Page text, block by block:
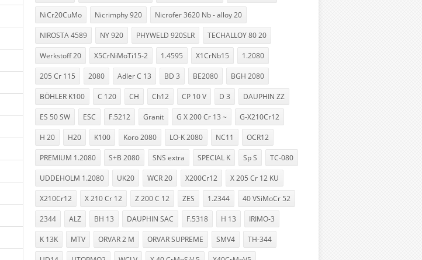
NiCr20CuMo Nicrimphy 920 Nicrofer 3620 Nb - alloy 20
NIROSTA 4589 NY 920 PHYWELD 920SLR TECHALLOY 80 20
Werkstoff 20 X5CrNiMoTi15-2 1.4595 X1CrNb15 1.2080
205 Cr 115 2080 Adler C 13 BD 3 BE2080 BGH 2080
BÖHLER K100 C 120 CH Ch12 CP 10 V D 3 DAUPHIN ZZ
ES 50 SW ESC F.5212 Granit G X 200 Cr 13 ~ G-X210Cr12
H 20 H20 K100 Koro 2080 LO-K 2080 NC11 OCR12
PREMIUM 1.2080 S+B 2080 SNS extra SPECIAL K Sp S TC-080
UDDEHOLM 1.2080 UK20 WCR 20 X200Cr12 X 205 Cr 12 KU
X210Cr12 X 210 Cr 12 Z 200 C 12 ZES 1.2344 40 VSiMoCr 52
2344 ALZ BH 13 DAUPHIN SAC F.5318 H 13 IRIMO-3
K 13K MTV ORVAR 2 M ORVAR SUPREME SMV4 TH-344